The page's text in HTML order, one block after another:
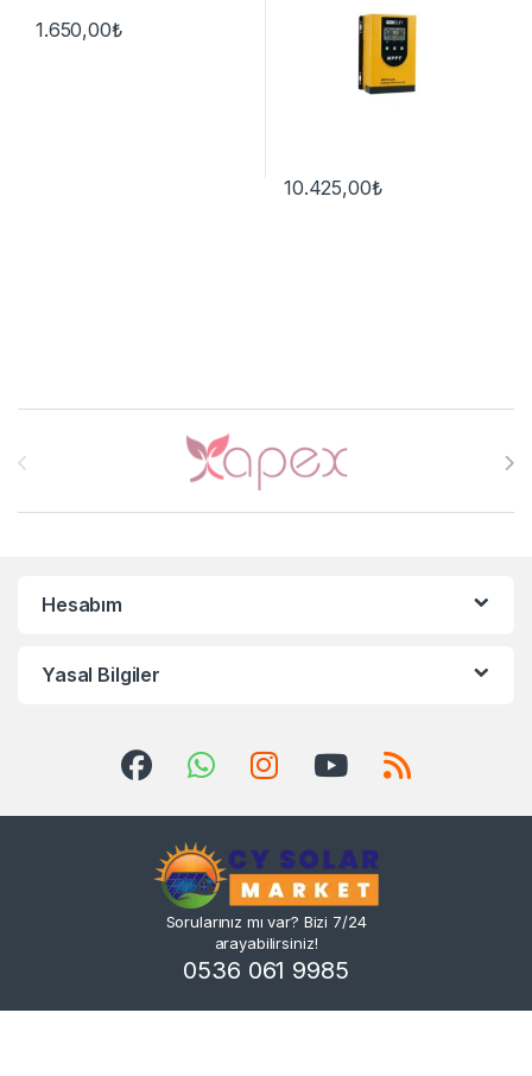
1.650,00₺
10.425,00₺
Brands Carousel
Hesabım
Yasal Bilgiler
Sorularınız mı var? Bizi 7/24
arayabilirsiniz!
0536 061 9985